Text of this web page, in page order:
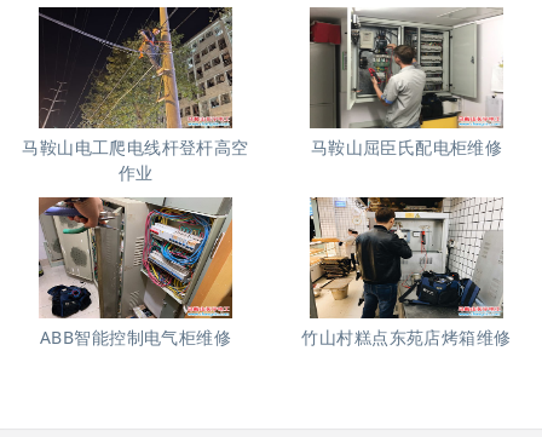
马鞍山电工爬电线杆登杆高空
作业
马鞍山屈臣氏配电柜维修
ABB智能控制电气柜维修 竹山村糕点东苑店烤箱维修